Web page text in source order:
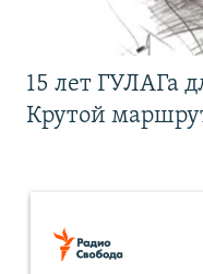
15 лет ГУЛАГа
Крутой